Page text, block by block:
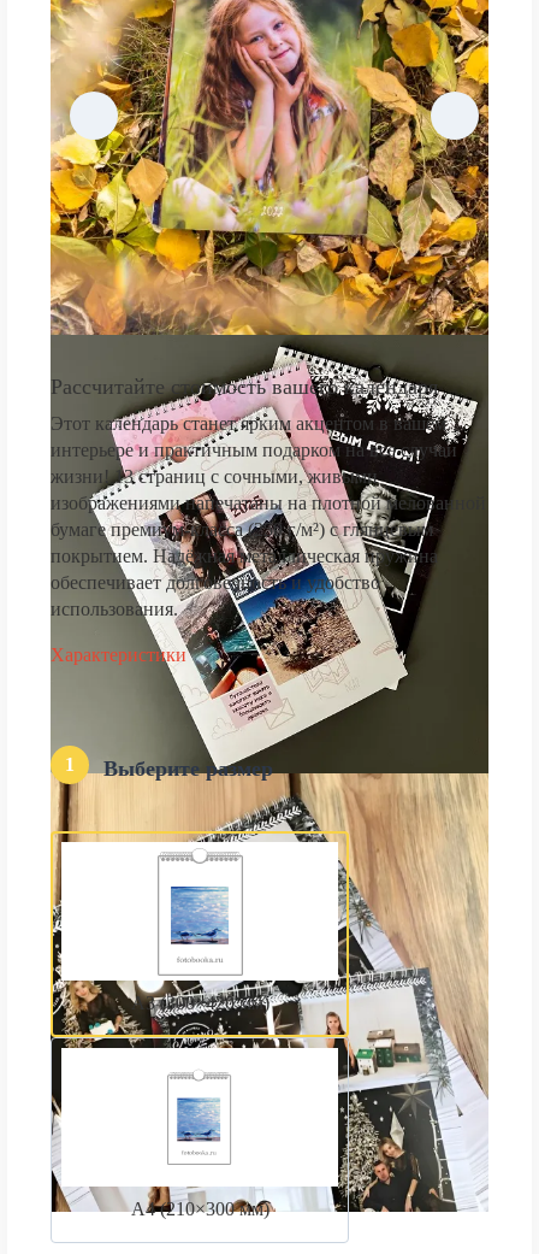
Рассчитайте стоимость вашего календаря
Этот календарь станет ярким акцентом в вашем
интерьере и практичным подарком на все случаи
жизни! 13 страниц с сочными, живыми
изображениями напечатаны на плотной мелованной
бумаге премиум-класса (250 г/м²) с глянцевым
покрытием. Надёжная металлическая пружина
обеспечивает долговечность и удобство
использования.
Характеристики
1 Выберите размер
А3 (300×420 мм)
А4 (210×300 мм)